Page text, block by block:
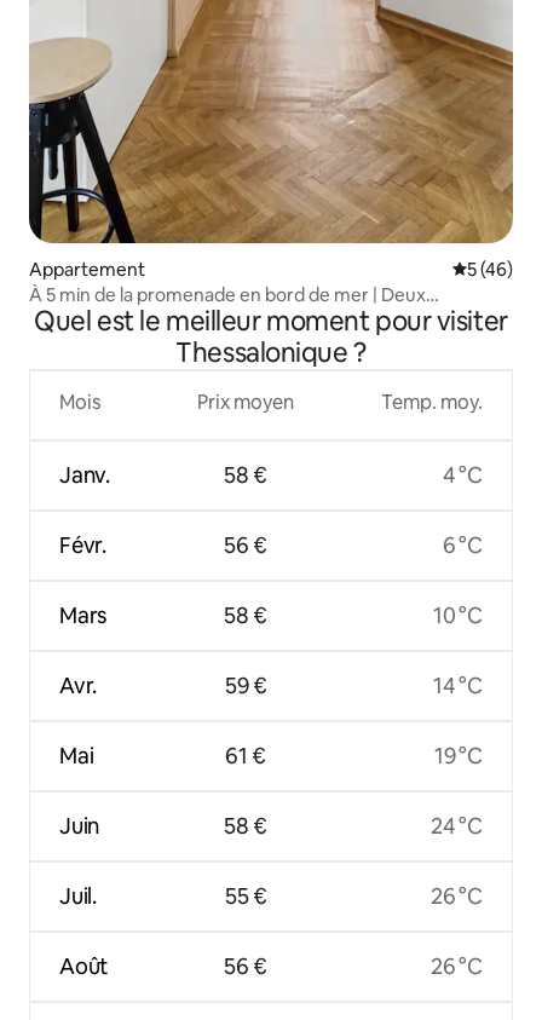
Appartement
5 (46)
À 5 min de la promenade en bord de mer | Deux
balcons | Les meilleurs cafés
Quel est le meilleur moment pour visiter
Thessalonique ?
Mois
Janv.
Févr.
Mars
Avr.
Mai
Juin
Juil.
Août
Prix moyen
58 €
56 €
58 €
59 €
61 €
58 €
55 €
56 €
Temp. moy.
4 °C
6 °C
10 °C
14 °C
19 °C
24 °C
26 °C
26 °C